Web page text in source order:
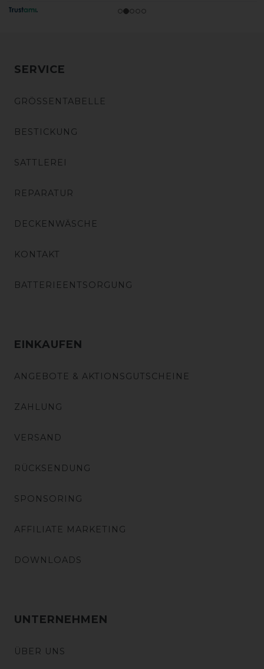
SERVICE
GRÖSSENTABELLE
BESTICKUNG
SATTLEREI
REPARATUR
DECKENWÄSCHE
KONTAKT
BATTERIEENTSORGUNG
EINKAUFEN
ANGEBOTE & AKTIONSGUTSCHEINE
ZAHLUNG
VERSAND
RÜCKSENDUNG
SPONSORING
AFFILIATE MARKETING
DOWNLOADS
UNTERNEHMEN
ÜBER UNS